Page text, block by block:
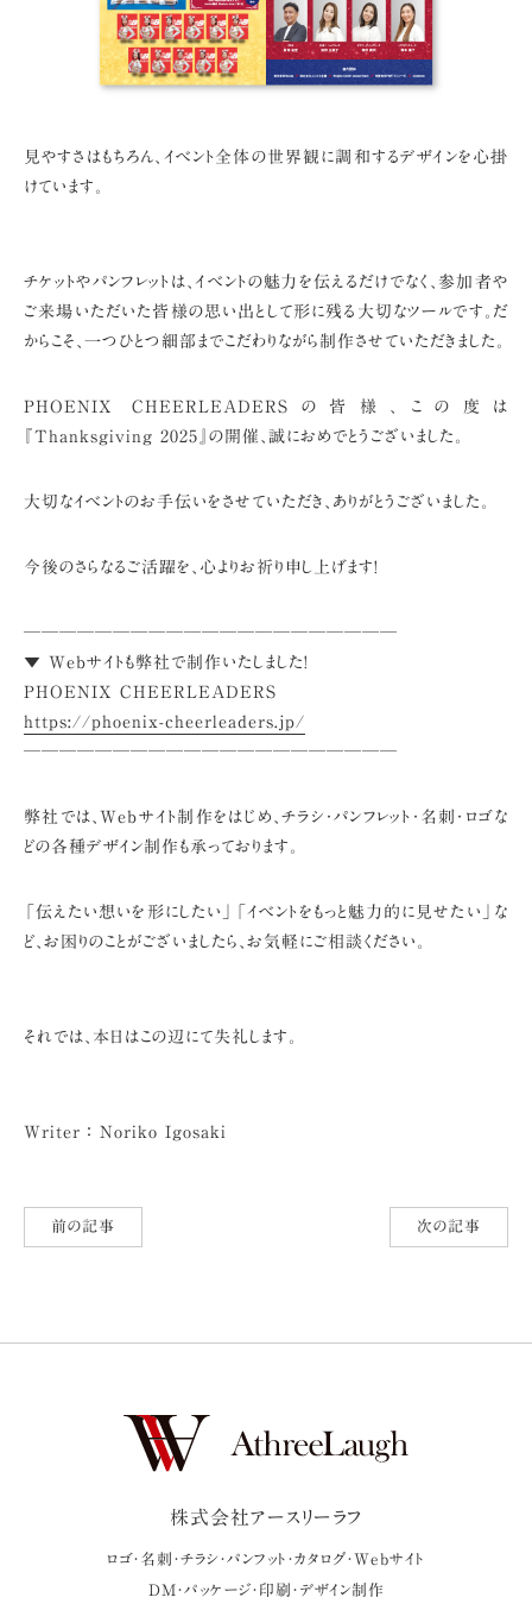
見やすさはもちろん、イベント全体の世界観に調和するデザインを心掛
けています。
チケットやパンフレットは、イベントの魅力を伝えるだけでなく、 参加者や
ご来場いただいた皆様の思い出として形に残る大切なツールです。 だ
からこそ、一つひとつ細部までこだわりながら制作させていただきました。
PHOENIX CHEERLEADERSの皆様、 この度は
『Thanksgiving 2025』の開催、誠におめでとうございました。
大切なイベントのお手伝いをさせていただき、ありがとうございました。
今後のさらなるご活躍を、心よりお祈り申し上げます!
─────────────────────
▼ Webサイトも弊社で制作いたしました!
PHOENIX CHEERLEADERS
https://phoenix-cheerleaders.jp/
─────────────────────
弊社では、Webサイト制作をはじめ、 チラシ・パンフレット・名刺・ロゴな
どの各種デザイン制作も承っております。
「伝えたい想いを形にしたい」「イベントをもっと魅力的に見せたい」な
ど、 お困りのことがございましたら、お気軽にご相談ください。
それでは、本日はこの辺にて失礼します。
Writer ： Noriko Igosaki
前の記事 次の記事
株式会社アースリーラフ
ロゴ・名刺・チラシ・パンフット・カタログ・Webサイト
DM・パッケージ・印刷・デザイン制作